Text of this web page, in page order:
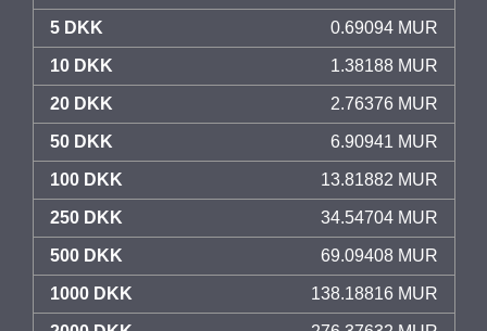
5 DKK 0.69094 MUR
10 DKK 1.38188 MUR
20 DKK 2.76376 MUR
50 DKK 6.90941 MUR
100 DKK 13.81882 MUR
250 DKK 34.54704 MUR
500 DKK 69.09408 MUR
1000 DKK 138.18816 MUR